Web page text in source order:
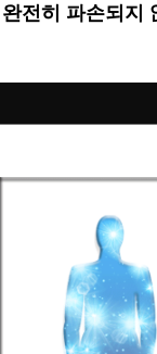
완전히 파손되지